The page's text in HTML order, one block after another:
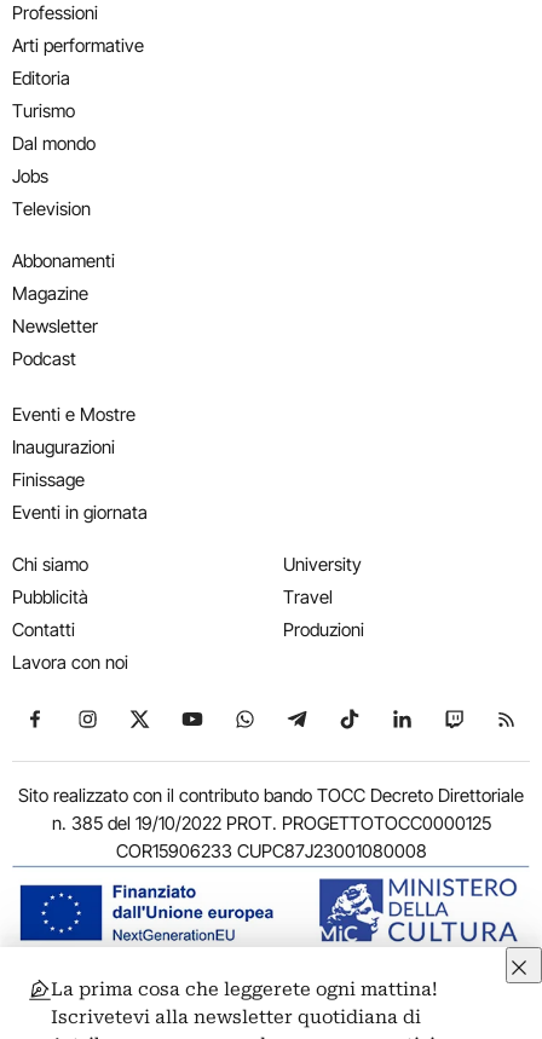
Professioni
Arti performative
Editoria
Turismo
Dal mondo
Jobs
Television
Abbonamenti
Magazine
Newsletter
Podcast
Eventi e Mostre
Inaugurazioni
Finissage
Eventi in giornata
Chi siamo
Pubblicità
Contatti
Lavora con noi
University
Travel
Produzioni
Seguici su Facebook
Seguici su Instagram
Seguici su X
Seguici su YouTube
Seguici su WhatsApp
Seguici su Telegram
Seguici su TikTok
Seguici su
Seguici
Sito realizzato con il contributo bando TOCC Decreto Direttoriale
n. 385 del 19/10/2022 PROT. PROGETTOTOCC0000125
COR15906233 CUPC87J23001080008
© 2011-2026 ARTRIBUNE srl – Corso Vittorio Emanuele II, 287 –
00186 Roma - P.I. 11381581005
La prima cosa che leggerete ogni mattina!
Iscrivetevi alla newsletter quotidiana di